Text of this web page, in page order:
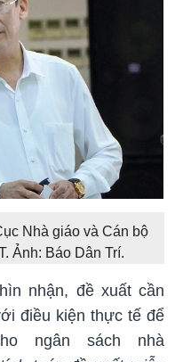
Nhà giáo và Cán bộ
Ảnh: Báo Dân Trí.
nhận, đề xuất cần
điều kiện thực tế để
ngân sách nhà